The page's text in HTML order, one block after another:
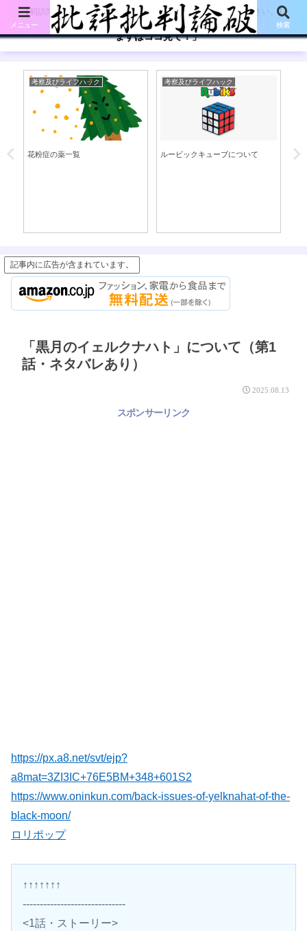
【初訪問の方は、下記の「まずはココ見て!」ボタンをご覧ください。】
「まずはココ見て！」
考察及びライフハック
花粉症の薬一覧
考察及びライフハック
ルービックキューブについて 肩
記事内に広告が含まれています。
「黒月のイェルクナハト」について（第1
話・ネタバレあり）
2025.08.13
スポンサーリンク
https://px.a8.net/svt/ejp?
a8mat=3ZI3IC+76E5BM+348+601S2
https://www.oninkun.com/back-issues-of-yelknahat-of-the-
black-moon/
ロリポップ
↑↑↑↑↑↑↑
------------------------------
<1話・ストーリー>
メニュー 検索